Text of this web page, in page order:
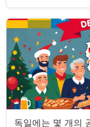
독일에는 몇 개의